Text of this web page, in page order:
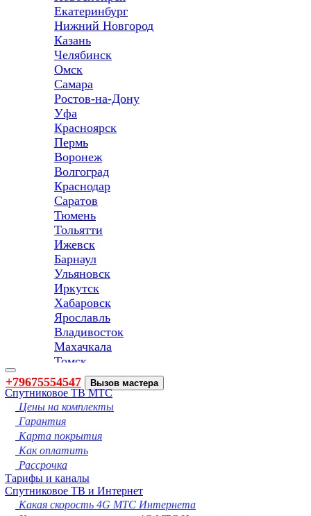
Екатеринбург
Нижний Новгород
Казань
Челябинск
Омск
Самара
Ростов-на-Дону
Уфа
Красноярск
Пермь
Воронеж
Волгоград
Краснодар
Саратов
Тюмень
Тольятти
Ижевск
Барнаул
Ульяновск
Иркутск
Хабаровск
Ярославль
Владивосток
Махачкала
Томск
Оренбург
Кемерово
Новокузнецк
Рязань
Астрахань
Набережные Челны
Пенза
Липецк
Киров
Чебоксары
+79675554547 Вызов мастера
Toggle
navigation
Спутниковое ТВ МТС
Цены на комплекты
Гарантия
Карта покрытия
Как оплатить
Рассрочка
Тарифы и каналы
Спутниковое ТВ и Интернет
Какая скорость 4G МТС Интернета